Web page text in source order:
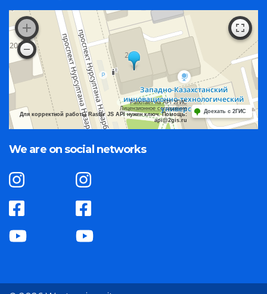
Работает на API 2ГИС
Лицензионное соглашение
Для корректной работы Raster JS API нужен ключ. Помощь:
api@2gis.ru
Доехать с 2ГИС
We are on social networks